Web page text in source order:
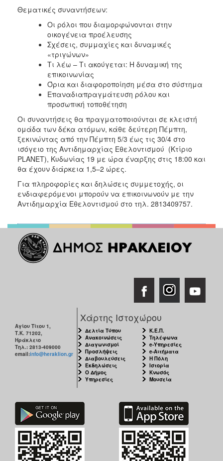
Θεματικές συναντήσεων:
Οι ρόλοι που διαμορφώνονται στην
οικογένεια προέλευσης
Σχέσεις, συμμαχίες και δυναμικές
«τριγώνων»
Τι λέω – Τι ακούγεται: Η δυναμική της
επικοινωνίας
Όρια και διαφοροποίηση μέσα στο σύστημα
Επαναδιαπραγμάτευση ρόλου και
προσωπική τοποθέτηση
Οι συναντήσεις θα πραγματοποιούνται σε κλειστή
ομάδα των δέκα ατόμων, κάθε δεύτερη Πέμπτη,
ξεκινώντας από την Πέμπτη 5/3 έως τις 30/4 στο
ισόγειο της Αντιδημαρχίας Εθελοντισμού (Κτίριο
PLANET), Κυδωνίας 19 με ώρα έναρξης στις 18:00 και
θα έχουν διάρκεια 1,5–2 ώρες.
Για πληροφορίες και δηλώσεις συμμετοχής, οι
ενδιαφερόμενοι μπορούν να επικοινωνούν με την
Αντιδημαρχία Εθελοντισμού στο τηλ. 2813409757.
Αγίου Τίτου 1,
Τ.Κ. 71202,
Ηράκλειο
Τηλ.: 2813-409000
email:info@heraklion.gr
Χάρτης Ιστοχώρου
Δελτία Τύπου
Ανακοινώσεις
Διαγωνισμοί
Προσλήψεις
Διαβουλεύσεις
Εκδηλώσεις
Ο Δήμος
Υπηρεσίες
Κ.Ε.Π.
Τηλέφωνα
e-Υπηρεσίες
e-Αιτήματα
Η Πόλη
Ιστορία
Κνωσός
Μουσεία